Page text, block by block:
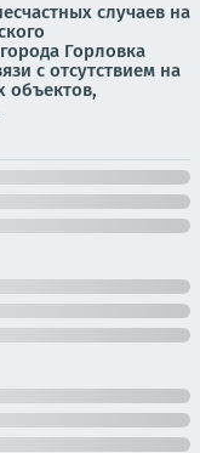
случаев на
Горловка
с отсутствием на
объектов,